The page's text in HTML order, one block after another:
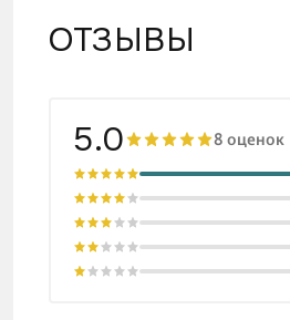
ОТЗЫВЫ
5.0 8 оценок